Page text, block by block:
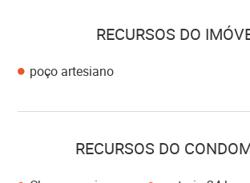
RECURSOS DO
poço artesiano
RECURSOS DO